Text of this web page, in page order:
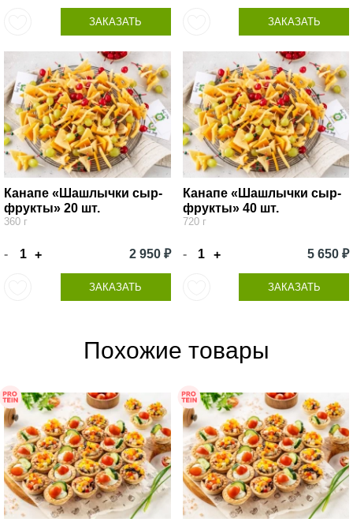
ЗАКАЗАТЬ ЗАКАЗАТЬ
Канапе «Шашлычки сыр-
фрукты» 20 шт.
360 г
- + 2 950 ₽
ЗАКАЗАТЬ
Канапе «Шашлычки сыр-
фрукты» 40 шт.
720 г
- + 5 650 ₽
ЗАКАЗАТЬ
Похожие товары